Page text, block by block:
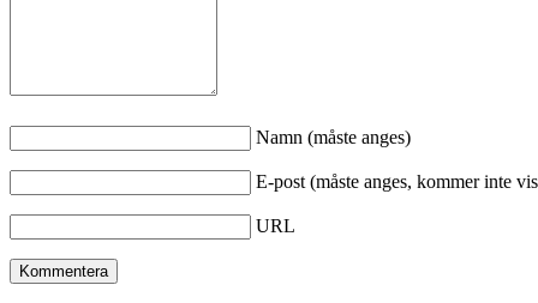
Namn (måste anges)
E-post (måste anges, kommer inte
URL